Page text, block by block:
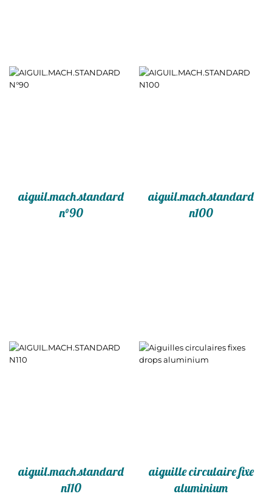
aiguil.mach.standard
n°90
aiguil.mach.standard
n100
aiguil.mach.standard
n110
aiguille circulaire fixe
aluminium